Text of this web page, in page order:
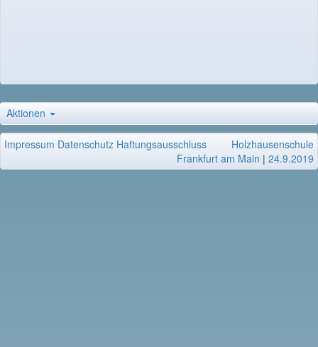
Aktionen
Impressum Datenschutz Haftungsausschluss
Holzhausenschule
Frankfurt am Main | 24.9.2019